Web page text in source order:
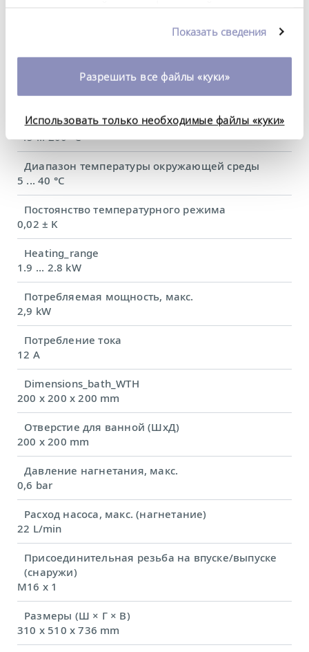
предоставленной вами информацией, а также
использовании вами их сервисов. Вы можете
изменить или отозвать свое согласие в любое
время. Более подробную информацию об этом вы
можете найти в нашей
политике
Показать сведения
Разрешить все файлы «куки»
Использовать только необходимые файлы «куки»
характеристики (согл.
Диапазон рабочих температур
-45 ... 200 °C
Рабочий диапазон температур
-45 ... 200 °C
Диапазон температуры окружающей среды
5 ... 40 °C
Постоянство температурного режима
0,02 ± K
Heating_range
1.9 ... 2.8 kW
Потребляемая мощность, макс.
2,9 kW
Потребление тока
12 A
Dimensions_bath_WTH
200 x 200 x 200 mm
Отверстие для ванной (ШхД)
200 x 200 mm
Давление нагнетания, макс.
0,6 bar
Расход насоса, макс. (нагнетание)
22 L/min
Присоединительная резьба на впуске/выпуске
(снаружи)
M16 x 1
Размеры (Ш × Г × В)
310 x 510 x 736 mm